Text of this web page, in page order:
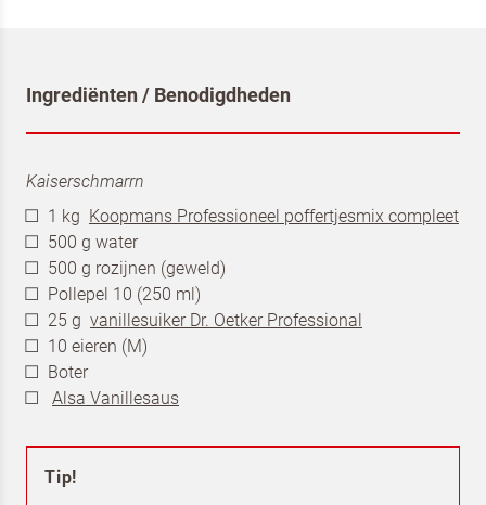
Ingrediënten / Benodigdheden
Kaiserschmarrn
1 kg Koopmans Professioneel poffertjesmix compleet
500 g water
500 g rozijnen (geweld)
Pollepel 10 (250 ml)
25 g vanillesuiker Dr. Oetker Professional
10 eieren (M)
Boter
Alsa Vanillesaus
Tip!